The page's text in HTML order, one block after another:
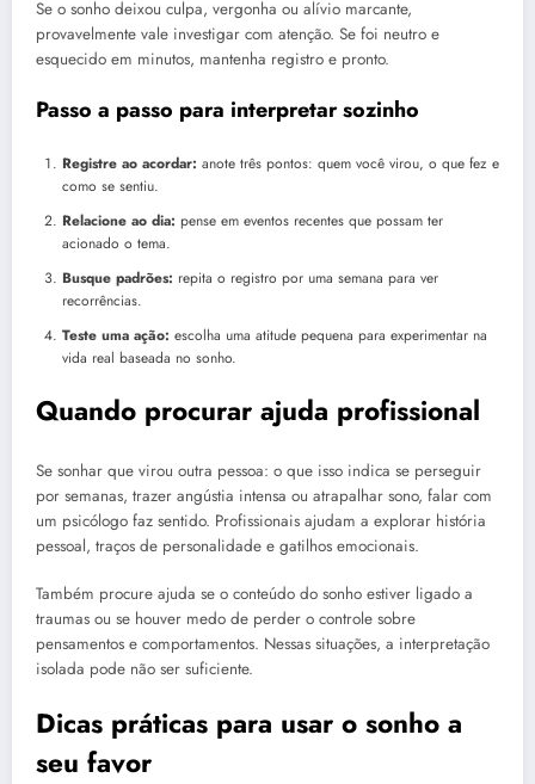
Se o sonho deixou culpa, vergonha ou alívio marcante,
provavelmente vale investigar com atenção. Se foi neutro e
esquecido em minutos, mantenha registro e pronto.
Passo a passo para interpretar sozinho
Registre ao acordar: anote três pontos: quem você virou, o que fez e
como se sentiu.
Relacione ao dia: pense em eventos recentes que possam ter
acionado o tema.
Busque padrões: repita o registro por uma semana para ver
recorrências.
Teste uma ação: escolha uma atitude pequena para experimentar na
vida real baseada no sonho.
Quando procurar ajuda profissional
Se sonhar que virou outra pessoa: o que isso indica se perseguir
por semanas, trazer angústia intensa ou atrapalhar sono, falar com
um psicólogo faz sentido. Profissionais ajudam a explorar história
pessoal, traços de personalidade e gatilhos emocionais.
Também procure ajuda se o conteúdo do sonho estiver ligado a
traumas ou se houver medo de perder o controle sobre
pensamentos e comportamentos. Nessas situações, a interpretação
isolada pode não ser suficiente.
Dicas práticas para usar o sonho a
seu favor